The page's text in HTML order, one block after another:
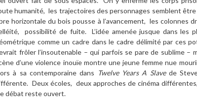
humanité, les trajectoires des personnages semblent
horizontale du bois pousse à l’avancement, les
possibilité de fuite. L’idée amenée jusque dans les
comme un cadre dans le cadre délimité par ces
frôler l’insoutenable – qui parfois se pare de sublime
d’une violence inouïe montre une jeune femme nue
à sa contemporaine dans Twelve Years A Slavede
Deux écoles, deux approches de cinéma
débat reste ouvert.